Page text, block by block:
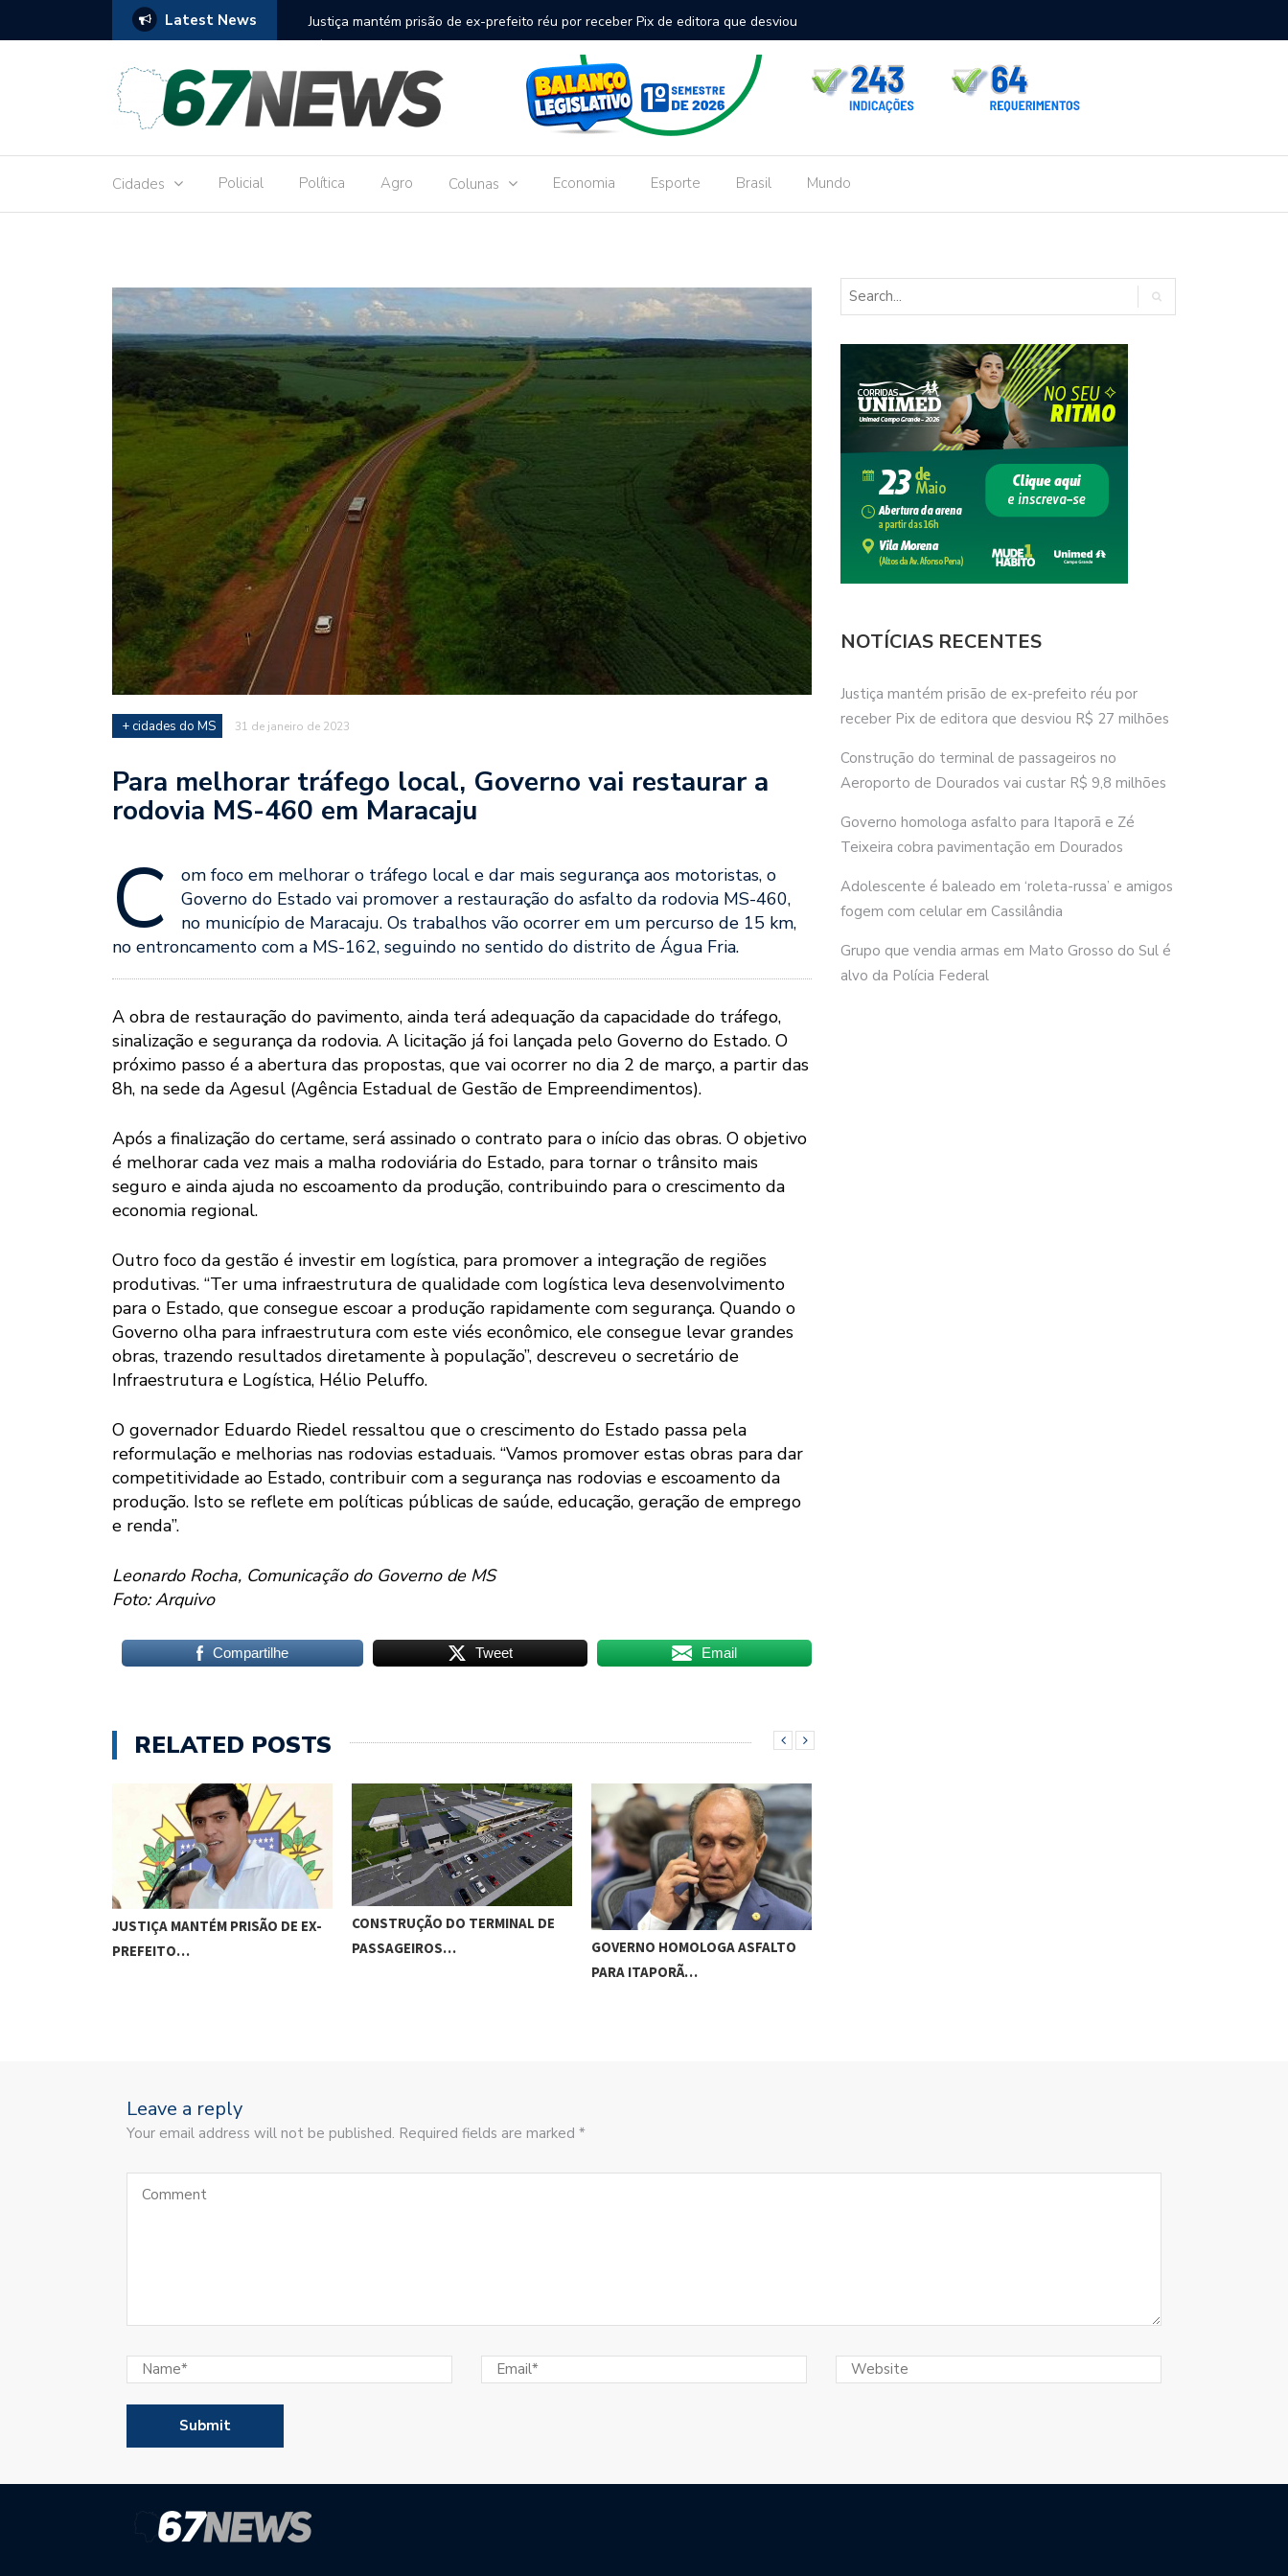
Latest News
réu por receber Pix de editora que desviou
Construção do terminal de passageiros no Aeroporto de Dourados vai custar R$
9,8 milhões
Dourados
Cidades Policial Política Agro Colunas Economia Esporte Brasil Mundo
+ cidades do MS 31 de janeiro de 2023
Para melhorar tráfego local, Governo vai restaurar a
rodovia MS-460 em Maracaju
C
om foco em melhorar o tráfego local e dar mais segurança aos motoristas, o
Governo do Estado vai promover a restauração do asfalto da rodovia MS-460,
no município de Maracaju. Os trabalhos vão ocorrer em um percurso de 15 km,
no entroncamento com a MS-162, seguindo no sentido do distrito de Água Fria.
A obra de restauração do pavimento, ainda terá adequação da capacidade do tráfego,
sinalização e segurança da rodovia. A licitação já foi lançada pelo Governo do Estado. O
próximo passo é a abertura das propostas, que vai ocorrer no dia 2 de março, a partir das
8h, na sede da Agesul (Agência Estadual de Gestão de Empreendimentos).
Após a finalização do certame, será assinado o contrato para o início das obras. O objetivo
é melhorar cada vez mais a malha rodoviária do Estado, para tornar o trânsito mais
seguro e ainda ajuda no escoamento da produção, contribuindo para o crescimento da
economia regional.
Outro foco da gestão é investir em logística, para promover a integração de regiões
produtivas. “Ter uma infraestrutura de qualidade com logística leva desenvolvimento
para o Estado, que consegue escoar a produção rapidamente com segurança. Quando o
Governo olha para infraestrutura com este viés econômico, ele consegue levar grandes
obras, trazendo resultados diretamente à população”, descreveu o secretário de
Infraestrutura e Logística, Hélio Peluffo.
O governador Eduardo Riedel ressaltou que o crescimento do Estado passa pela
reformulação e melhorias nas rodovias estaduais. “Vamos promover estas obras para dar
competitividade ao Estado, contribuir com a segurança nas rodovias e escoamento da
produção. Isto se reflete em políticas públicas de saúde, educação, geração de emprego
e renda”.
Leonardo Rocha, Comunicação do Governo de MS
Foto: Arquivo
Compartilhe Tweet Email
RELATED POSTS
JUSTIÇA MANTÉM PRISÃO DE EX-
PREFEITO…
CONSTRUÇÃO DO TERMINAL DE
PASSAGEIROS…
GOVERNO HOMOLOGA ASFALTO
PARA ITAPORÃ…
NOTÍCIAS RECENTES
Justiça mantém prisão de ex-prefeito réu por
receber Pix de editora que desviou R$ 27 milhões
Construção do terminal de passageiros no
Aeroporto de Dourados vai custar R$ 9,8 milhões
Governo homologa asfalto para Itaporã e Zé
Teixeira cobra pavimentação em Dourados
Adolescente é baleado em ‘roleta-russa’ e amigos
fogem com celular em Cassilândia
Grupo que vendia armas em Mato Grosso do Sul é
alvo da Polícia Federal
Leave a reply
Your email address will not be published. Required fields are marked *